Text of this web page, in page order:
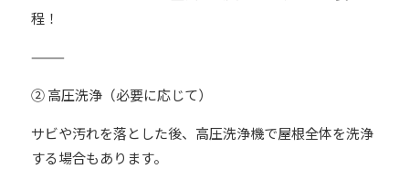
程！
⸻
② 高圧洗浄（必要に応じて）
サビや汚れを落とした後、高圧洗浄機で屋根全体を洗浄
する場合もあります。